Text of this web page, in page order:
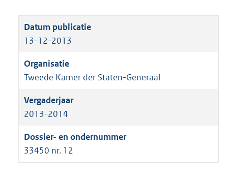
13-12-2013
Tweede Kamer der Staten-Generaal
2013-2014
33450 nr. 12